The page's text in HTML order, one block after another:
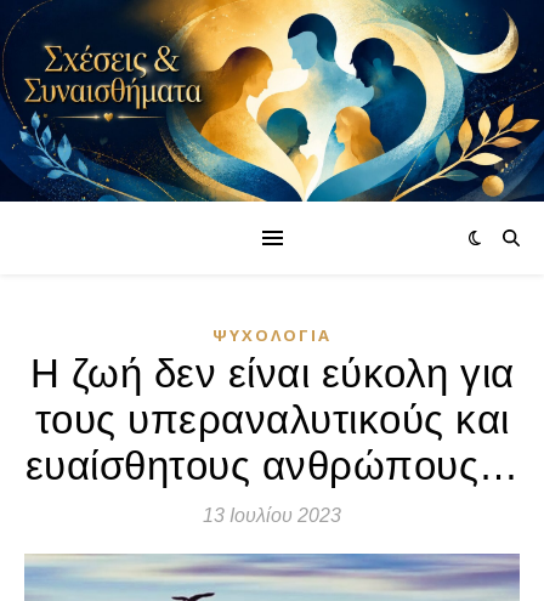
ΨΥΧΟΛΟΓΊΑ
Η ζωή δεν είναι εύκολη για
τους υπεραναλυτικούς και
ευαίσθητους ανθρώπους…
13 Ιουλίου 2023